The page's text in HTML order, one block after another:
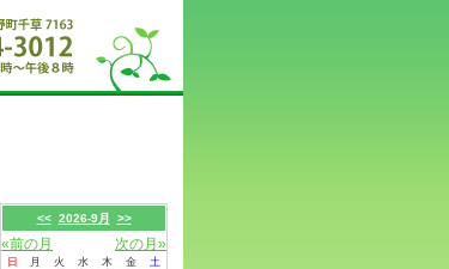
<< 2026-9月 >>
«前の月 次の月»
日 月 火 水 木 金 土